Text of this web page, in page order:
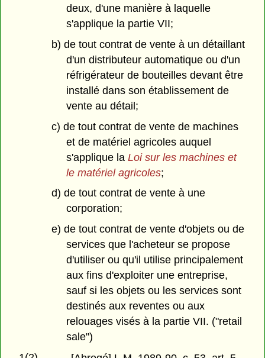
deux, d'une manière à laquelle
s'applique la partie VII;
b) de tout contrat de vente à un détaillant
d'un distributeur automatique ou d'un
réfrigérateur de bouteilles devant être
installé dans son établissement de
vente au détail;
c) de tout contrat de vente de machines
et de matériel agricoles auquel
s'applique la Loi sur les machines et
le matériel agricoles;
d) de tout contrat de vente à une
corporation;
e) de tout contrat de vente d'objets ou de
services que l'acheteur se propose
d'utiliser ou qu'il utilise principalement
aux fins d'exploiter une entreprise,
sauf si les objets ou les services sont
destinés aux reventes ou aux
relouages visés à la partie VII. ("retail
sale")